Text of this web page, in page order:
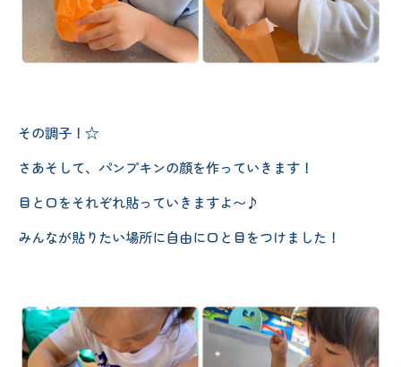
その調子！☆
さあそして、パンプキンの顔を作っていきます！
目と口をそれぞれ貼っていきますよ〜♪
みんなが貼りたい場所に自由に口と目をつけました！